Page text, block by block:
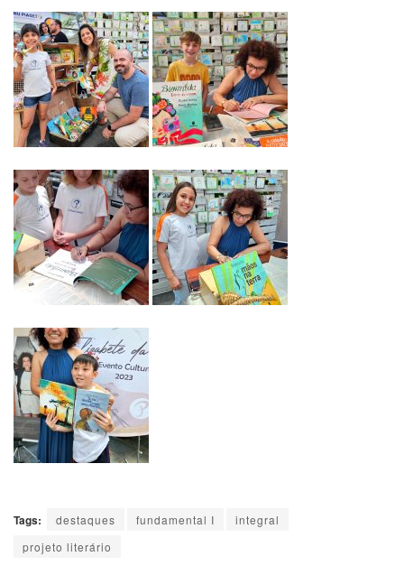
Tags: destaques fundamental I
integral
projeto literário